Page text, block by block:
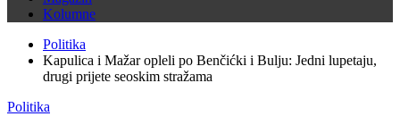
Kolumne
Politika
Kapulica i Mažar opleli po Benčićki i Bulju: Jedni lupetaju,
drugi prijete seoskim stražama
Politika